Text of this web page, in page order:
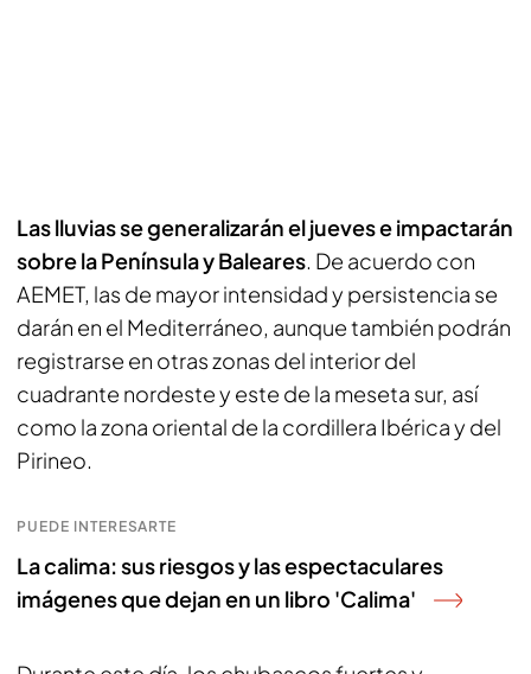
Las lluvias se generalizarán el jueves e impactarán
sobre la Península y Baleares. De acuerdo con
AEMET, las de mayor intensidad y persistencia se
darán en el Mediterráneo, aunque también podrán
registrarse en otras zonas del interior del
cuadrante nordeste y este de la meseta sur, así
como la zona oriental de la cordillera Ibérica y del
Pirineo.
PUEDE INTERESARTE
La calima: sus riesgos y las espectaculares
imágenes que dejan en un libro 'Calima'